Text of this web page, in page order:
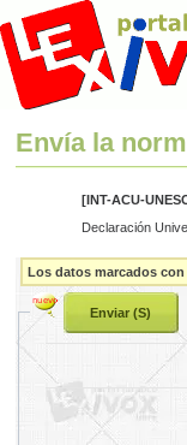
Envía la
[INT-ACU-
Declaración
Los datos marcados